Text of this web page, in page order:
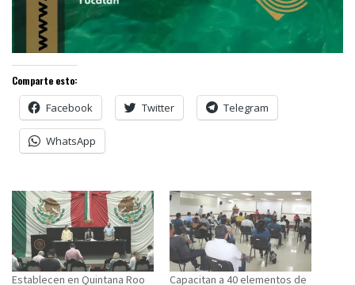
Comparte esto:
Facebook Twitter Telegram
WhatsApp
Establecen en Quintana Roo Capacitan a 40 elementos de